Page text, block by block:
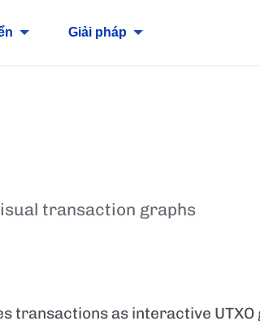
Giải pháp
transaction graphs
transactions as interactive